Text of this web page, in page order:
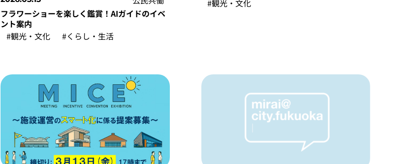
フラワーショーを楽しく鑑賞！AIガイドのイベ
ント案内
#観光・文化
#くらし・生活
#観光・文化